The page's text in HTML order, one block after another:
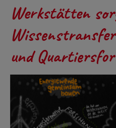
Werkstätten
und